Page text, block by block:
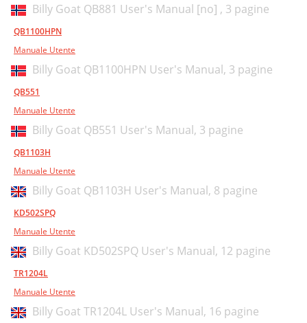
Billy Goat QB881 User's Manual [no] , 3 pagine
QB1100HPN
Manuale Utente
Billy Goat QB1100HPN User's Manual, 3 pagine
QB551
Manuale Utente
Billy Goat QB551 User's Manual, 3 pagine
QB1103H
Manuale Utente
Billy Goat QB1103H User's Manual, 8 pagine
KD502SPQ
Manuale Utente
Billy Goat KD502SPQ User's Manual, 12 pagine
TR1204L
Manuale Utente
Billy Goat TR1204L User's Manual, 16 pagine